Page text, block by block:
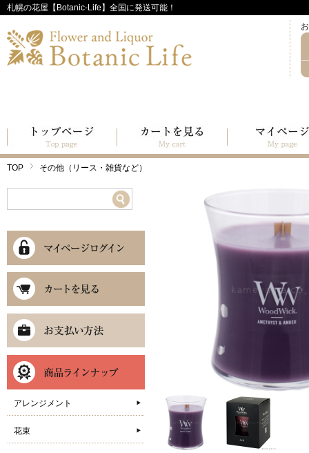
札幌の花屋【Botanic-Life】全国に発送可能！
TOP その他（リース・雑貨など）
アレンジメント
花束